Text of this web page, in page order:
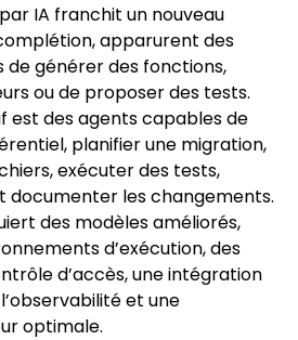
IA franchit un nouveau
apparurent des
de générer des fonctions,
ou de proposer des tests.
est des agents capables de
planifier une migration,
exécuter des tests,
documenter les changements.
des modèles améliorés,
d’exécution, des
d’accès, une intégration
et une
optimale.